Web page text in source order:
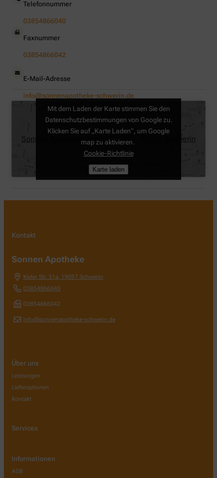
Telefonnummer
03854866040
Faxnummer
03854866042
E-Mail-Adresse
info@sonnenapotheke-schwerin.de
Sonnen Apotheke, Kieler Str. 31a, 19057 Schwerin
Mit dem Laden der Karte stimmen Sie den
Datenschutzbestimmungen von Google zu.
Klicken Sie auf „Karte Laden“, um Google
map zu aktivieren.
Cookie-Richtlinie
Karte laden
Kontakt
Sonnen Apotheke
Kieler Str. 31a 19057 Schwerin
03854866040
03854866042
info@sonnenapotheke-schwerin.de
Über uns
Leistungen
Lieferoptionen
Kontakt
Services
Informationen
AGB